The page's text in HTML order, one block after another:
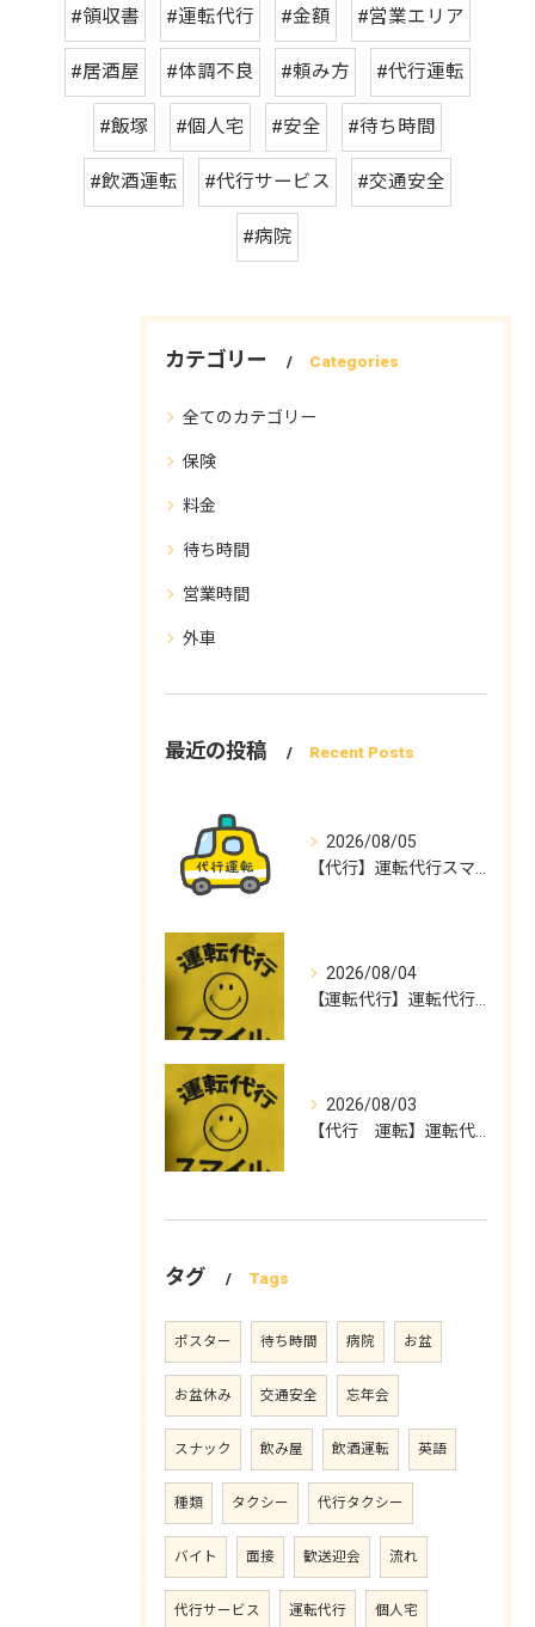
#領収書 #運転代行 #金額 #営業エリア
#居酒屋 #体調不良 #頼み方 #代行運転
#飯塚 #個人宅 #安全 #待ち時間
#飲酒運転 #代行サービス #交通安全
#病院
カテゴリー Categories
全てのカテゴリー
保険
料金
待ち時間
営業時間
外車
最近の投稿 Recent Posts
2026/08/05
2026/08/04
2026/08/03
タグ Tags
ポスター 待ち時間 病院 お盆
お盆休み 交通安全 忘年会
スナック 飲み屋 飲酒運転 英語
種類 タクシー 代行タクシー
バイト 面接 歓送迎会 流れ
代行サービス 運転代行 個人宅